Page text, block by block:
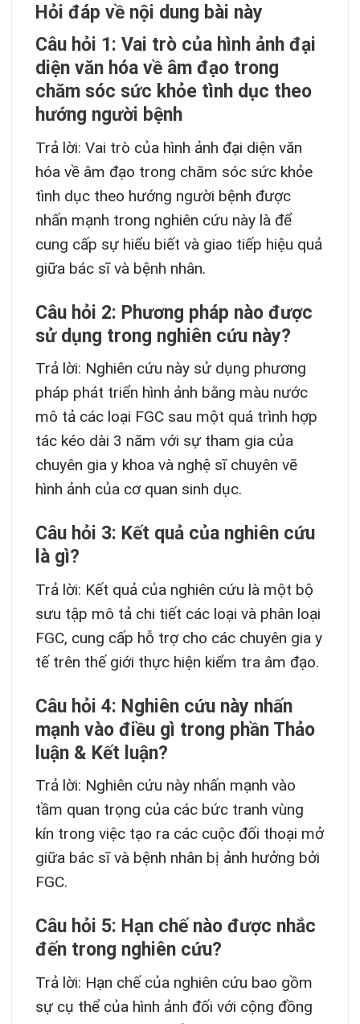
Hỏi đáp về nội dung bài này
Câu hỏi 1: Vai trò của hình ảnh đại
diện văn hóa về âm đạo trong
chăm sóc sức khỏe tình dục theo
hướng người bệnh
Trả lời: Vai trò của hình ảnh đại diện văn
hóa về âm đạo trong chăm sóc sức khỏe
tình dục theo hướng người bệnh được
nhấn mạnh trong nghiên cứu này là để
cung cấp sự hiểu biết và giao tiếp hiệu quả
giữa bác sĩ và bệnh nhân.
Câu hỏi 2: Phương pháp nào được
sử dụng trong nghiên cứu này?
Trả lời: Nghiên cứu này sử dụng phương
pháp phát triển hình ảnh bằng màu nước
mô tả các loại FGC sau một quá trình hợp
tác kéo dài 3 năm với sự tham gia của
chuyên gia y khoa và nghệ sĩ chuyên vẽ
hình ảnh của cơ quan sinh dục.
Câu hỏi 3: Kết quả của nghiên cứu
là gì?
Trả lời: Kết quả của nghiên cứu là một bộ
sưu tập mô tả chi tiết các loại và phân loại
FGC, cung cấp hỗ trợ cho các chuyên gia y
tế trên thế giới thực hiện kiểm tra âm đạo.
Câu hỏi 4: Nghiên cứu này nhấn
mạnh vào điều gì trong phần Thảo
luận & Kết luận?
Trả lời: Nghiên cứu này nhấn mạnh vào
tầm quan trọng của các bức tranh vùng
kín trong việc tạo ra các cuộc đối thoại mở
giữa bác sĩ và bệnh nhân bị ảnh hưởng bởi
FGC.
Câu hỏi 5: Hạn chế nào được nhắc
đến trong nghiên cứu?
Trả lời: Hạn chế của nghiên cứu bao gồm
sự cụ thể của hình ảnh đối với cộng đồng